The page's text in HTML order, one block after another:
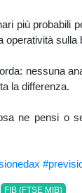
più probabili
operatività sulla
nessuna
la differenza.
ne pensi o
FIB (FTSE MIB)